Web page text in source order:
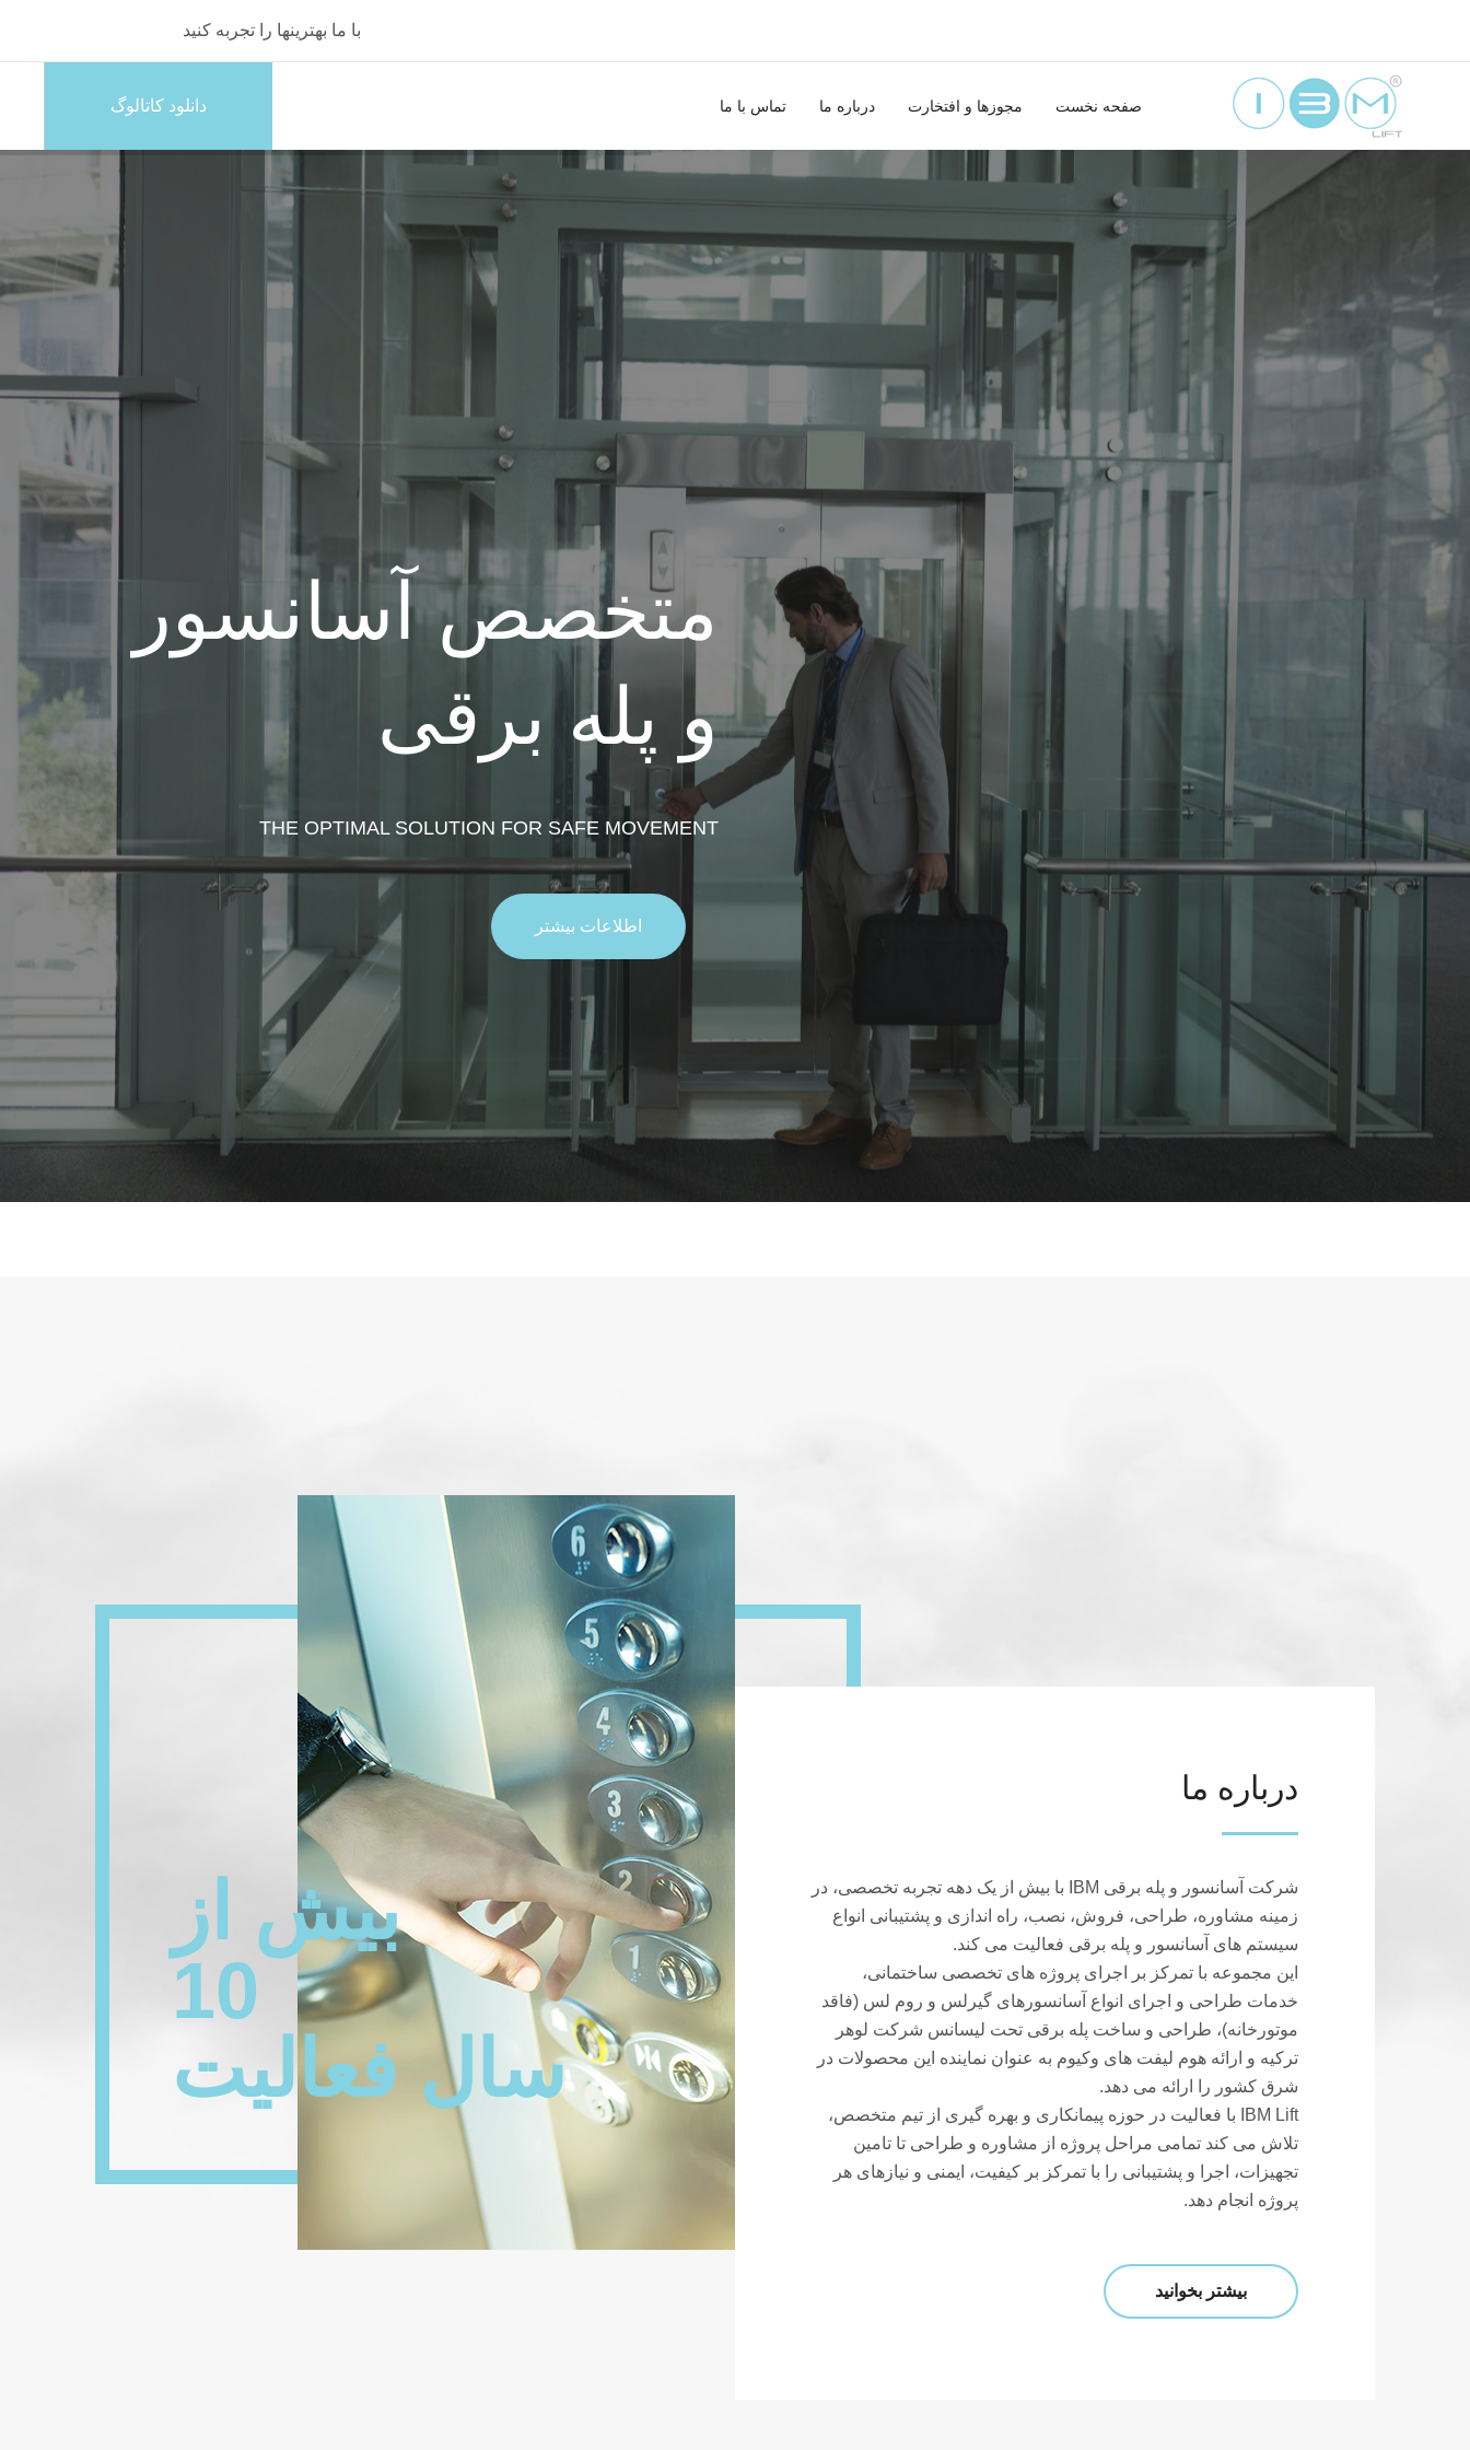
با ما بهترینها را تجربه کنید
صفحه نخست مجوزها و افتخارت درباره ما تماس با ما دانلود کاتالوگ
متخصص آسانسور
و پله برقی
THE OPTIMAL SOLUTION FOR SAFE MOVEMENT
اطلاعات بیشتر
بیش از
10
سال فعالیت
درباره ما
شرکت آسانسور و پله برقی IBM با بیش از یک دهه تجربه تخصصی، در
زمینه مشاوره، طراحی، فروش، نصب، راه اندازی و پشتیبانی انواع
سیستم های آسانسور و پله برقی فعالیت می کند.
این مجموعه با تمرکز بر اجرای پروژه های تخصصی ساختمانی،
خدمات طراحی و اجرای انواع آسانسورهای گیرلس و روم لس (فاقد
موتورخانه)، طراحی و ساخت پله برقی تحت لیسانس شرکت لوهر
ترکیه و ارائه هوم لیفت های وکیوم به عنوان نماینده این محصولات در
شرق کشور را ارائه می دهد.
IBM Lift با فعالیت در حوزه پیمانکاری و بهره گیری از تیم متخصص،
تلاش می کند تمامی مراحل پروژه از مشاوره و طراحی تا تامین
تجهیزات، اجرا و پشتیبانی را با تمرکز بر کیفیت، ایمنی و نیازهای هر
پروژه انجام دهد.
بیشتر بخوانید